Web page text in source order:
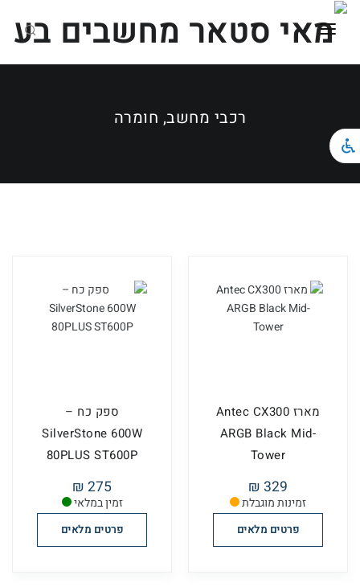
ראשי
מחשבים ניידים
מחשבים נייחים וגיימינג
רכבי מחשב, חומרה
זמינות מוגבלת
מארז Antec CX300
ARGB Black Mid-
Tower
329 ₪
פרטים מלאים
זמין במלאי
ספק כח –
SilverStone 600W
80PLUS ST600P
275 ₪
פרטים מלאים